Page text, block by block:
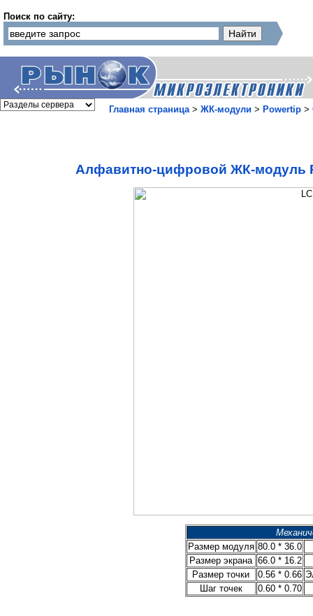
Поиск по сайту:
Главная страница> ЖК-модули > Powertip >
Алфавитно-цифровой ЖК-модуль
Размер модуля 80.0 * 36.0
Размер экрана 66.0 * 16.2
Размер точки
0.56 * 0.66
Шаг точек
0.60 * 0.70